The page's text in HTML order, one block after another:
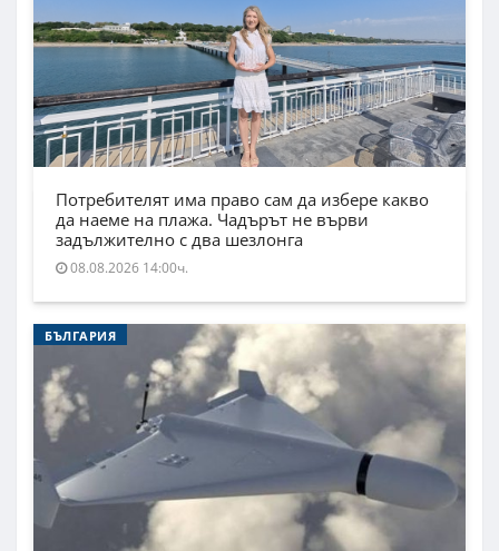
Потребителят има право сам да избере какво
да наеме на плажа. Чадърът не върви
задължително с два шезлонга
08.08.2026 14:00ч.
БЪЛГАРИЯ